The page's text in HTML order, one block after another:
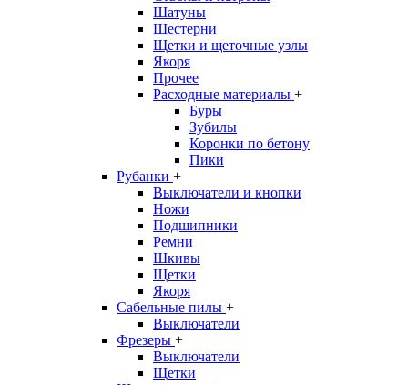
Шатуны
Шестерни
Щетки и щеточные узлы
Якоря
Прочее
Расходные материалы +
Буры
Зубилы
Коронки по бетону
Пики
Рубанки +
Выключатели и кнопки
Ножи
Подшипники
Ремни
Шкивы
Щетки
Якоря
Сабельные пилы +
Выключатели
Фрезеры +
Выключатели
Щетки